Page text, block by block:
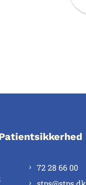
72 28 66 00